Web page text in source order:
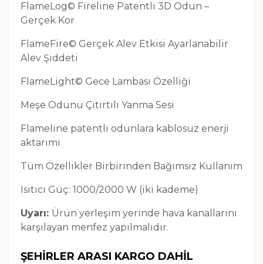
FlameLog© Fireline Patentli 3D Odun –
Gerçek Kor
FlameFire© Gerçek Alev Etkisi Ayarlanabilir
Alev Şiddeti
FlameLight© Gece Lambası Özelliği
Meşe Odunu Çıtırtılı Yanma Sesi
Flameline patentli odunlara kablosuz enerji
aktarımı
Tüm Özellikler Birbirinden Bağımsız Kullanım
Isıtıcı Güç: 1000/2000 W (iki kademe)
Uyarı: Ürün yerleşim yerinde hava kanallarını
karşılayan menfez yapılmalıdır.
ŞEHİRLER ARASI KARGO DAHİL